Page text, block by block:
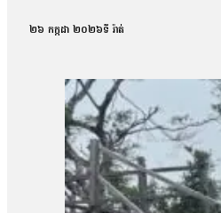
២៦ កក្កដា ២០២៦ទី រ៉ាត់